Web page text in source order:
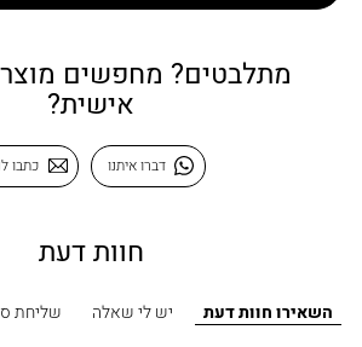
מתלבטים? מחפשים
אישית?
דברו איתנו כתבו
חוות דעת
השאירו חוות דעת יש לי שאלה שליחת